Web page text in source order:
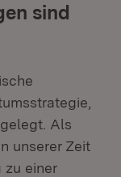
sind
Als
unserer Zeit
zu einer